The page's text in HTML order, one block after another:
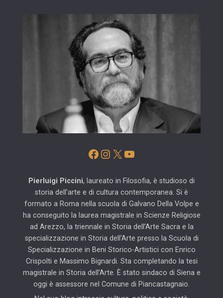
Facebook
Instagram
X YouTube
Pierluigi Piccini, laureato in Filosofia, è studioso di
storia dell’arte e di cultura contemporanea. Si è
formato a Roma nella scuola di Galvano Della Volpe e
ha conseguito la laurea magistrale in Scienze Religiose
ad Arezzo, la triennale in Storia dell’Arte Sacra e la
specializzazione in Storia dell’Arte presso la Scuola di
Specializzazione in Beni Storico-Artistici con Enrico
Crispolti e Massimo Bignardi. Sta completando la tesi
magistrale in Storia dell’Arte. È stato sindaco di Siena e
oggi è assessore nel Comune di Piancastagnaio.